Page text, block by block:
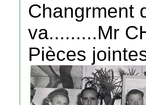
Changrment
va.........Mr
Pièces